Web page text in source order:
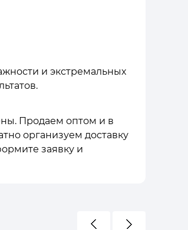
и экстремальных
Продаем оптом и в
организуем доставку
заявку и